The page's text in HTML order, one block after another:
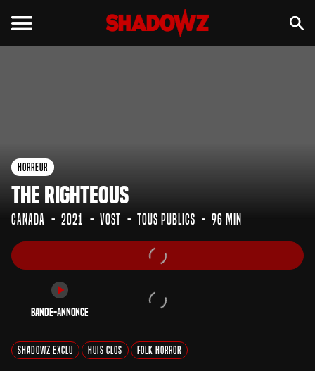
Horreur
The Righteous
Canada 2021 VOST Tous Publics 96 min
Bande-annonce
Shadowz Exclu Huis Clos Folk Horror